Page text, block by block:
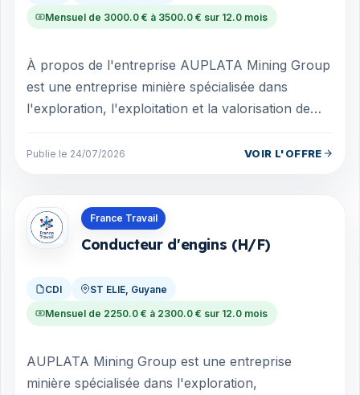
Mensuel de 3000.0 € à 3500.0 € sur 12.0 mois
À propos de l'entreprise AUPLATA Mining Group
est une entreprise minière spécialisée dans
l'exploration, l'exploitation et la valorisation de
Publie le 24/07/2026 VOIR L'OFFRE
France Travail
Conducteur d'engins (H/F)
CDI ST ELIE, Guyane
Mensuel de 2250.0 € à 2300.0 € sur 12.0 mois
AUPLATA Mining Group est une entreprise
minière spécialisée dans l'exploration,
Offres en Guyane